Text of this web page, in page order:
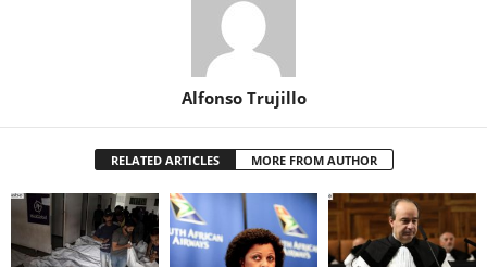
Alfonso Trujillo
RELATED ARTICLES MORE FROM AUTHOR